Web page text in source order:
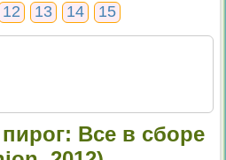
12 13 14 15
Все в сборе